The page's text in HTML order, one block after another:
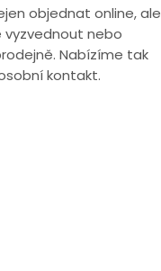
objednat online, ale
vyzvednout nebo
Nabízíme tak
kontakt.